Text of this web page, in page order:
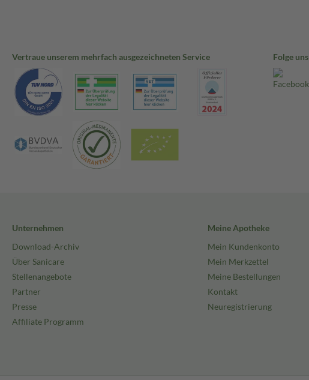
Vertraue unserem mehrfach ausgezeichneten Service Folge uns
Unternehmen
Download-Archiv
Über Sanicare
Stellenangebote
Partner
Presse
Affiliate Programm
Meine Apotheke
Mein Kundenkonto
Mein Merkzettel
Meine Bestellungen
Kontakt
Neuregistrierung